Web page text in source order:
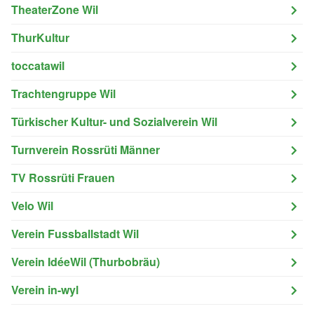
TheaterZone Wil
ThurKultur
toccatawil
Trachtengruppe Wil
Türkischer Kultur- und Sozialverein Wil
Turnverein Rossrüti Männer
TV Rossrüti Frauen
Velo Wil
Verein Fussballstadt Wil
Verein IdéeWil (Thurbobräu)
Verein in-wyl